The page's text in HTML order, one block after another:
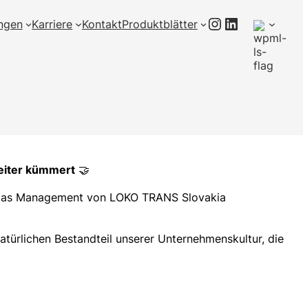
Karriere KontaktProduktblätter Instagram
LinkedIn
kümmert 🤝
Management von LOKO TRANS Slovakia
Bestandteil unserer Unternehmenskultur, die